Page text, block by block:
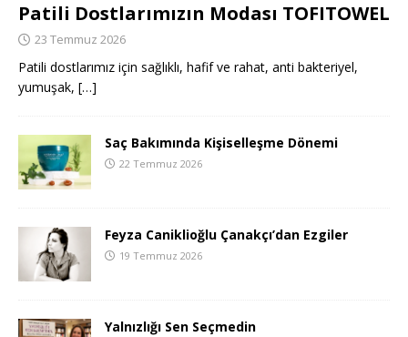
Patili Dostlarımızın Modası TOFITOWEL
23 Temmuz 2026
Patili dostlarımız için sağlıklı, hafif ve rahat, anti bakteriyel,
yumuşak, […]
Saç Bakımında Kişiselleşme Dönemi
22 Temmuz 2026
Feyza Caniklioğlu Çanakçı’dan Ezgiler
19 Temmuz 2026
Yalnızlığı Sen Seçmedin